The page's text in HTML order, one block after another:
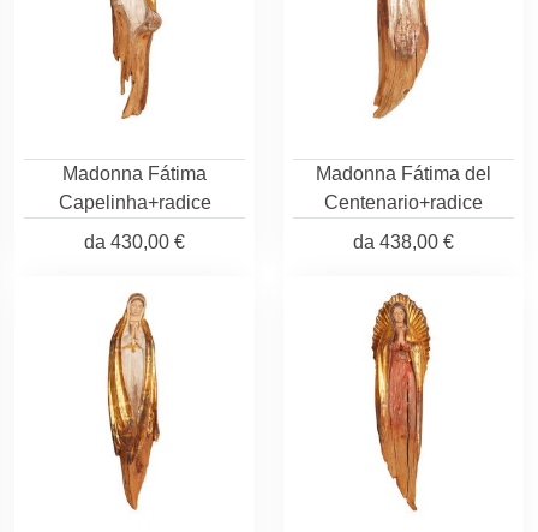
Madonna Fátima
Capelinha+radice
da 430,00 €
Madonna Fátima del
Centenario+radice
da 438,00 €